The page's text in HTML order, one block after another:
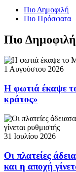
Πιο Δημοφιλή
Πιο Πρόσφατα
Πιο Δημοφιλή
1 Αυγούστου 2026
Η φωτιά έκαψε
κράτος»
31 Ιουλίου 2026
Οι πλατείες
και η αποχή